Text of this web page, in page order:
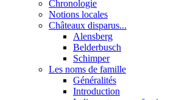
Chronologie
Notions locales
Châteaux disparus...
Alensberg
Belderbusch
Schimper
Les noms de famille
Généralités
Introduction